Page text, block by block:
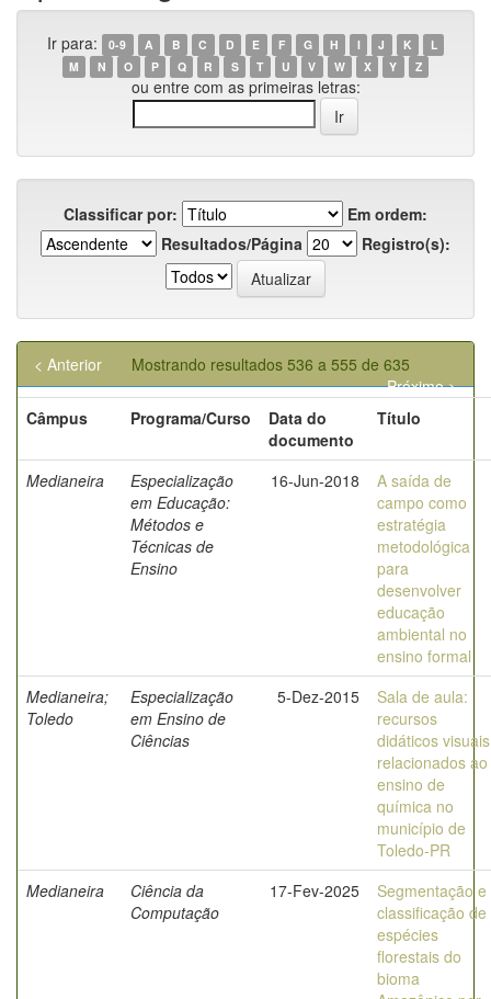
Ir para: 0-9 A B C D E F G H I J K
L
M
N O P Q R S T U V W X Y Z
ou entre com as primeiras letras:
Classificar por:
Em ordem:
Resultados/Página
Registro(s):
Mostrando resultados 536 a 555 de 635
< Anterior
Próximo >
Câmpus
Programa/Curso
Data do
documento
Título
Medianeira
Especialização
em Educação:
Métodos e
Técnicas de
Ensino
16-Jun-2018
A saída de
campo como
estratégia
metodológica
para
desenvolver
educação
ambiental no
ensino formal
Medianeira;
Toledo
Especialização
em Ensino de
Ciências
5-Dez-2015
Sala de aula:
recursos
didáticos visuais
relacionados ao
ensino de
química no
município de
Toledo-PR
Medianeira
Ciência da
Computação
17-Fev-2025
Segmentação e
classificação de
espécies
florestais do
bioma